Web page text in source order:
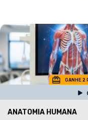
GANHE 2
ANATOMIA HUMANA